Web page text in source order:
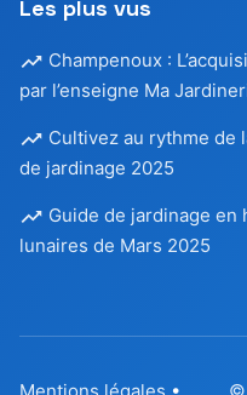
Les plus vus
Champenoux :
par l’enseigne Ma
Cultivez au rythme de
de jardinage 2025
Guide de jardinage en
lunaires de Mars 2025
Mentions légales • ©